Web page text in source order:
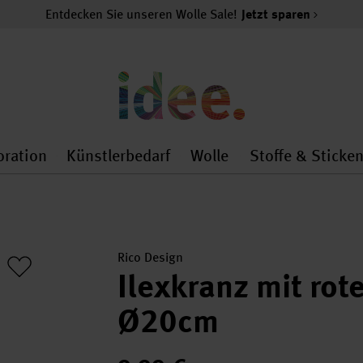
Entdecken Sie unseren Wolle Sale! Jetzt sparen
general.openMenu
Dekoration general.openMenu
Künstlerbedarf
Künstlerbedarf
Wolle
Wolle
Stoffe & Sticken
Rico Design
Ilexkranz mit
Ø20cm